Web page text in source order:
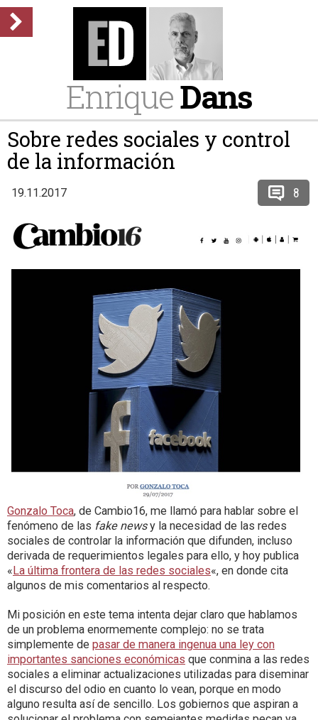
EnriqueDans
Sobre redes sociales y control
de la información
19.11.2017 8
Gonzalo Toca, de Cambio16, me llamó para hablar sobre el
fenómeno de las fake newsy la necesidad de las redes
sociales de controlar la información que difunden, incluso
derivada de requerimientos legales para ello, y hoy publica
« La última frontera de las redes sociales«, en donde cita
algunos de mis comentarios al respecto.
Mi posición en este tema intenta dejar claro que hablamos
de un problema enormemente complejo: no se trata
simplemente de pasar de manera ingenua una ley con
importantes sanciones económicas que conmina a las redes
sociales a eliminar actualizaciones utilizadas para diseminar
el discurso del odio en cuanto lo vean, porque en modo
alguno resulta así de sencillo. Los gobiernos que aspiran a